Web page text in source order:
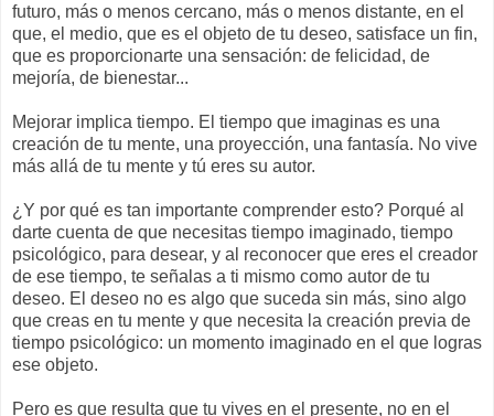
futuro, más o menos cercano, más o menos distante, en el
que, el medio, que es el objeto de tu deseo, satisface un fin,
que es proporcionarte una sensación: de felicidad, de
mejoría, de bienestar...
Mejorar implica tiempo. El tiempo que imaginas es una
creación de tu mente, una proyección, una fantasía. No vive
más allá de tu mente y tú eres su autor.
¿Y por qué es tan importante comprender esto? Porqué al
darte cuenta de que necesitas tiempo imaginado, tiempo
psicológico, para desear, y al reconocer que eres el creador
de ese tiempo, te señalas a ti mismo como autor de tu
deseo. El deseo no es algo que suceda sin más, sino algo
que creas en tu mente y que necesita la creación previa de
tiempo psicológico: un momento imaginado en el que logras
ese objeto.
Pero es que resulta que tu vives en el presente, no en el